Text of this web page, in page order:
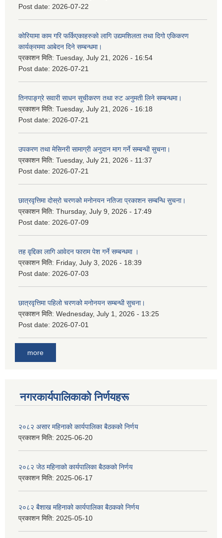
Post date: 2026-07-22
कोरियामा काम गरि फर्किएकाहरुको लागि उद्यमशिलता तथा दिगो एकिकरण
कार्यक्रममा आबेदन दिने सम्बन्धमा।
प्रकाशन मिति: Tuesday, July 21, 2026 - 16:54
Post date: 2026-07-21
तिनपाङ्ग्रे सवारी साधन सूचीकरण तथा रुट अनुमती लिने सम्बन्धमा।
प्रकाशन मिति: Tuesday, July 21, 2026 - 16:18
Post date: 2026-07-21
उपकरण तथा मेसिनरी सामाग्री अनुदान माग गर्ने सम्बन्धी सुचना।
प्रकाशन मिति: Tuesday, July 21, 2026 - 11:37
Post date: 2026-07-21
छात्रवृत्तिमा दोस्रो चरणको मनोनयन नतिजा प्रकाशन सम्बन्धि सुचना।
प्रकाशन मिति: Thursday, July 9, 2026 - 17:49
Post date: 2026-07-09
तह वृद्दिका लागि आवेदन फाराम पेश गर्ने सम्बन्धमा ।
प्रकाशन मिति: Friday, July 3, 2026 - 18:39
Post date: 2026-07-03
छात्रवृत्तिमा पहिलो चरणको मनोनयन सम्बन्धी सुचना।
प्रकाशन मिति: Wednesday, July 1, 2026 - 13:25
Post date: 2026-07-01
more
नगरकार्यपालिकाकाे निर्णयहरू
२०८२ असार महिनाको कार्यपालिका बैठकको निर्णय
प्रकाशन मिति: 2025-06-20
२०८२ जेठ महिनाको कार्यपालिका बैठकको निर्णय
प्रकाशन मिति: 2025-06-17
२०८२ बैशाख महिनाको कार्यपालिका बैठकको निर्णय
प्रकाशन मिति: 2025-05-10